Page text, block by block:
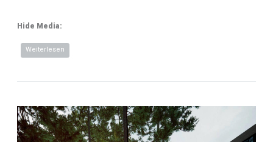
Hide Media:
Weiterlesen